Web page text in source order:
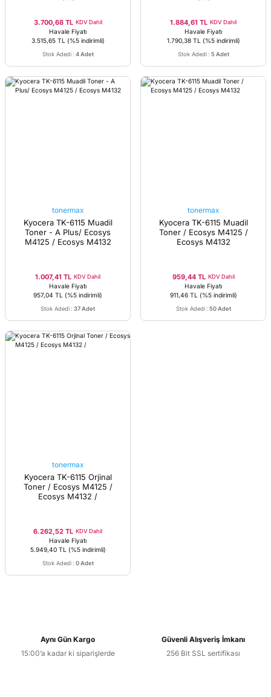
3.700,68 TL KDV Dahil
Havale Fiyatı
3.515,65 TL
(%5 indirimli)
Stok Adedi : 4 Adet
1.884,61 TL KDV Dahil
Havale Fiyatı
1.790,38 TL
(%5 indirimli)
Stok Adedi : 5 Adet
tonermax
Kyocera TK-6115 Muadil
Toner - A Plus/ Ecosys
M4125 / Ecosys M4132
1.007,41 TL KDV Dahil
Havale Fiyatı
957,04 TL (%5 indirimli)
Stok Adedi : 37 Adet
tonermax
Kyocera TK-6115 Muadil
Toner / Ecosys M4125 /
Ecosys M4132
959,44 TL KDV Dahil
Havale Fiyatı
911,46 TL
(%5 indirimli)
Stok Adedi : 50 Adet
tonermax
Kyocera TK-6115 Orjinal
Toner / Ecosys M4125 /
Ecosys M4132 /
6.262,52 TL KDV Dahil
Havale Fiyatı
5.949,40 TL
(%5 indirimli)
Stok Adedi : 0 Adet
Aynı Gün Kargo
15:00’a kadar ki siparişlerde
Güvenli Alışveriş İmkanı
256 Bit SSL sertifikası